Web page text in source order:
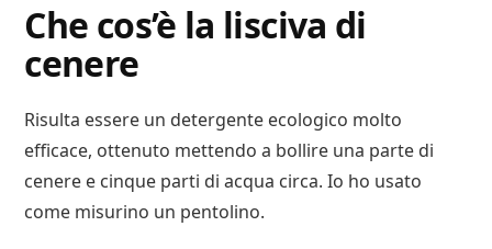
Che cos’è la lisciva di
cenere
Risulta essere un detergente ecologico molto
efficace, ottenuto mettendo a bollire una parte di
cenere e cinque parti di acqua circa. Io ho usato
come misurino un pentolino.